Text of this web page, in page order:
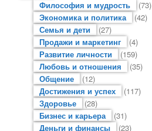
Философия и мудрость
(73)
Экономика и политика
(42)
Семья и дети
(27)
Продажи и маркетинг
(4)
Развитие личности
(159)
Любовь и отношения
(35)
Общение
(12)
Достижения и успех
(117)
Здоровье
(28)
Бизнес и карьера
(31)
Деньги и финансы
(23)